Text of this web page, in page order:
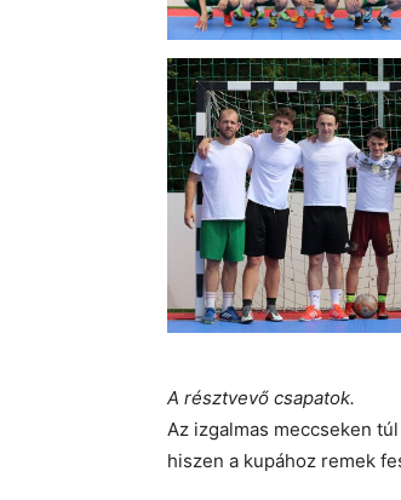
A résztvevő csapatok.
Az izgalmas meccseken
hiszen a kupához remek